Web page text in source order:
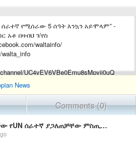
ሰራተኛ የሚሰራው 5 ሰዓት እንኳን አይሞላም” -
አቶ በዛብህ ገ/የስ
waltainfo/
UC4yEV6VBe0Emu8sMpyij0uQ
Arabic Facebook: تلفزيون والتا بالعربي Walta TV Arabic
News
Comments (0)
የተባረረችው የUN ሰራተኛ ያጋለጠቻቸው ምስጢሮች | በድብቅ የተቀረፀው ስብሰባ ያመጣው መዘዝ | ለህወሓት የሚሰራው የUN ሰራተኛ በቀጥታ ስርጭት ተጋለጠ